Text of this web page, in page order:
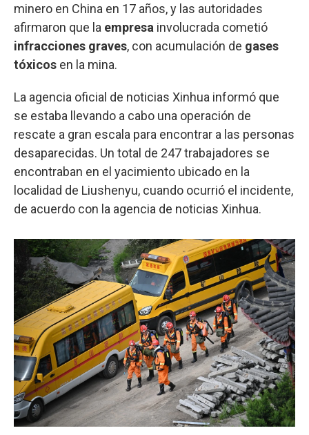
minero en China en 17 años, y las autoridades
afirmaron que la empresa involucrada cometió
infracciones graves, con acumulación de gases
tóxicos en la mina.
La agencia oficial de noticias Xinhua informó que
se estaba llevando a cabo una operación de
rescate a gran escala para encontrar a las personas
desaparecidas. Un total de 247 trabajadores se
encontraban en el yacimiento ubicado en la
localidad de Liushenyu, cuando ocurrió el incidente,
de acuerdo con la agencia de noticias Xinhua.